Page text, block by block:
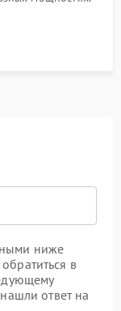
индикаторов
перегрева.
ниже
в
ответ на